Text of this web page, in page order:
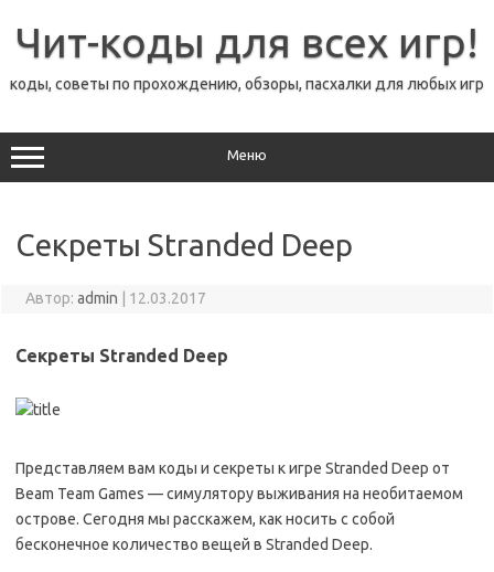
содержимому
Чит-коды для всех игр!
коды, советы по прохождению, обзоры, пасхалки для любых игр
Меню
Секреты Stranded Deep
Автор: admin 12.03.2017
Секреты Stranded Deep
Представляем вам коды и секреты к игре Stranded Deep от
Beam Team Games — симулятору выживания на необитаемом
острове. Сегодня мы расскажем, как носить с собой
бесконечное количество вещей в Stranded Deep.